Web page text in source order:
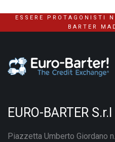
ESSERE PROTAGONISTI
BARTER
EURO-BARTER S.r.l
Piazzetta Umberto Giordano